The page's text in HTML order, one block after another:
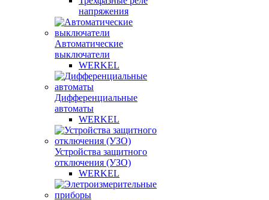
напряжения
Автоматические
выключатели
WERKEL
Дифференциальные
автоматы
WERKEL
Устройства защитного
отключения (УЗО)
WERKEL